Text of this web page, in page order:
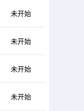
未开始
未开始
未开始
未开始